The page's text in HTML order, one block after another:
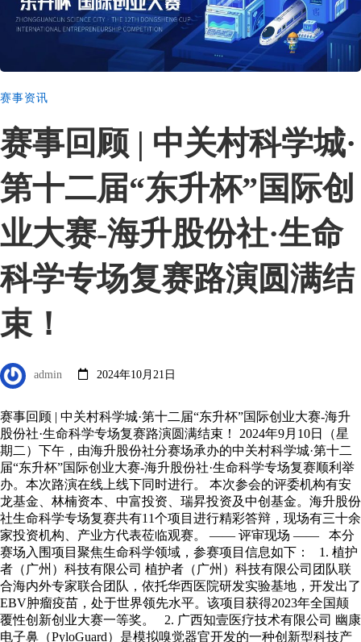
赛事资讯
赛事回顾 | 中关村科学城·
第十二届“东升杯”国际创
业大赛-海升股份社·生命
科学专场复赛路演圆满结
束！
admin 2024年10月21日
赛事回顾 | 中关村科学城·第十二届“东升杯”国际创业大赛-海升
股份社·生命科学专场复赛路演圆满结束！ 2024年9月10日（星
期二）下午，由海升股份社分赛场承办的中关村科学城·第十二
届“东升杯”国际创业大赛-海升股份社·生命科学专场复赛顺利举
办。本次路演在线上线下同时进行。 本次参会的评委机构有安
龙基金、林楠资本、中富投资、瑞昇投资及中创基金。海升股份
社生命科学专场复赛共有11个项目进行精彩答辩，现场有三十余
家投资机构、产业方代表莅临观赛。 —— 评审现场 —— 本分
赛场入围项目聚焦生命科学领域，参赛项目信息如下： 1. 植护
者（广州）科技有限公司 植护者（广州）科技有限公司团队联
合海内外专家联合团队，依托华西医院研发实验基地，开发出了
EBV肿瘤疫苗，处于世界领先水平。该项目获得2023年全国颠
覆性创新创业大赛一等奖。 2. 广西知壹医疗技术有限公司 幽康
电子鼻（PyloGuard）是模拟嗅觉器官开发的一种创新型科技产